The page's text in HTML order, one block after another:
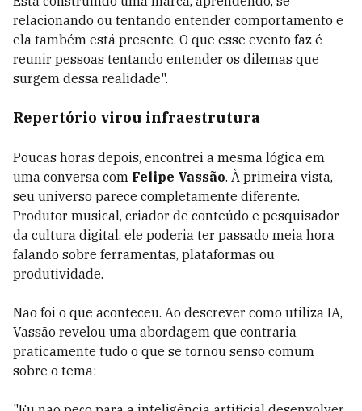
relacionando ou tentando entender comportamento e
ela também está presente. O que esse evento faz é
reunir pessoas tentando entender os dilemas que
surgem dessa realidade".
Repertório virou infraestrutura
Poucas horas depois, encontrei a mesma lógica em
uma conversa com Felipe Vassão. À primeira vista,
seu universo parece completamente diferente.
Produtor musical, criador de conteúdo e pesquisador
da cultura digital, ele poderia ter passado meia hora
falando sobre ferramentas, plataformas ou
produtividade.
Não foi o que aconteceu. Ao descrever como utiliza IA,
Vassão revelou uma abordagem que contraria
praticamente tudo o que se tornou senso comum
sobre o tema: